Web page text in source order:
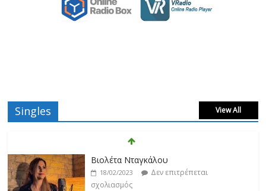
Singles View All
Βιολέτα Νταγκάλου
18/02/2023
Δεν επιτρέπεται
σχολιασμός